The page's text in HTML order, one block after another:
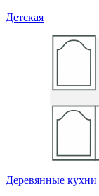
Детская
Деревянные кухни